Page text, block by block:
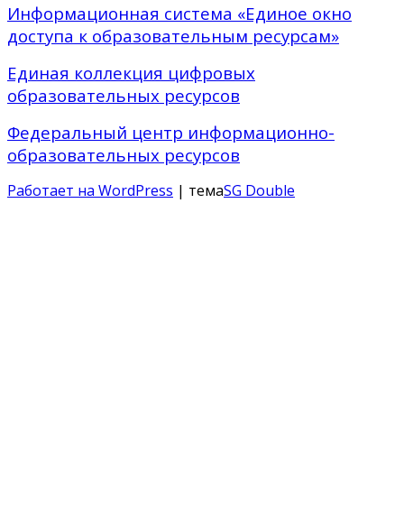
Информационная система «Единое окно
доступа к образовательным ресурсам»
Единая коллекция цифровых
образовательных ресурсов
Федеральный центр информационно-
образовательных ресурсов
Работает на WordPress | темаSG Double